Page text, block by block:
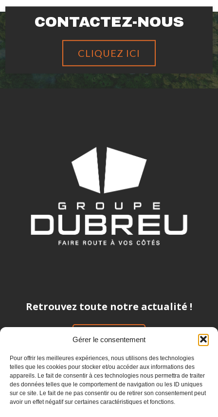
Gérer le consentement
Pour offrir les meilleures expériences, nous utilisons des technologies
telles que les cookies pour stocker et/ou accéder aux informations des
appareils. Le fait de consentir à ces technologies nous permettra de traiter
des données telles que le comportement de navigation ou les ID uniques
sur ce site. Le fait de ne pas consentir ou de retirer son consentement peut
avoir un effet négatif sur certaines caractéristiques et fonctions.
CONTACTEZ-NOUS
CLIQUEZ ICI
Retrouvez toute notre actualité !
Suivez-nous !